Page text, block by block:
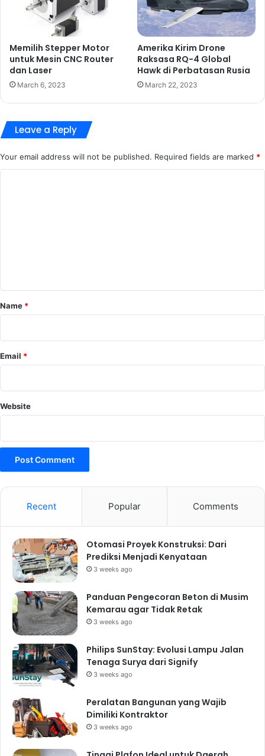
Memilih Stepper Motor
untuk Mesin CNC Router
dan Laser
March 6, 2023
Amerika Kirim Drone
Raksasa RQ-4 Global
Hawk di Perbatasan Rusia
March 22, 2023
Leave a Reply
Your email address will not be published. Required fields are marked *
*
Name *
Email *
Website
Recent Popular Comments
Otomasi Proyek Konstruksi: Dari
Prediksi Menjadi Kenyataan
3 weeks ago
Panduan Pengecoran Beton di Musim
Kemarau agar Tidak Retak
3 weeks ago
Philips SunStay: Evolusi Lampu Jalan
Tenaga Surya dari Signify
3 weeks ago
Peralatan Bangunan yang Wajib
Dimiliki Kontraktor
3 weeks ago